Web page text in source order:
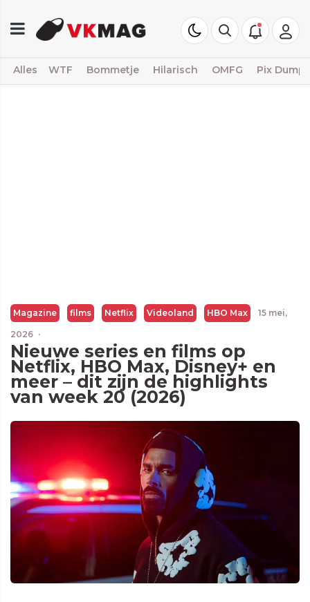
Alles WTF Bommetje Hilarisch OMFG Pix Dump
Magazine films Netflix Videoland HBO Max 15 mei,
2026 ·
Nieuwe series en films op
Netflix, HBO Max, Disney+ en
meer – dit zijn de highlights
van week 20 (2026)